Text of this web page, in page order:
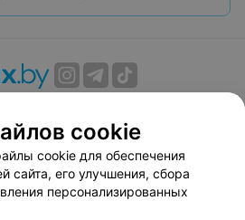
договор
Способы оплаты
по использованию сервиса
«Афиша»
соглашение
cookie
cookie для обеспечения
сайта, его улучшения, сбора
персонализированных